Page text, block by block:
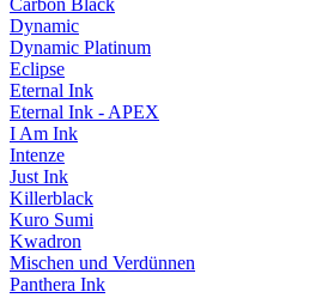
Carbon Black
Dynamic
Dynamic Platinum
Eclipse
Eternal Ink
Eternal Ink - APEX
I Am Ink
Intenze
Just Ink
Killerblack
Kuro Sumi
Kwadron
Mischen und Verdünnen
Panthera Ink